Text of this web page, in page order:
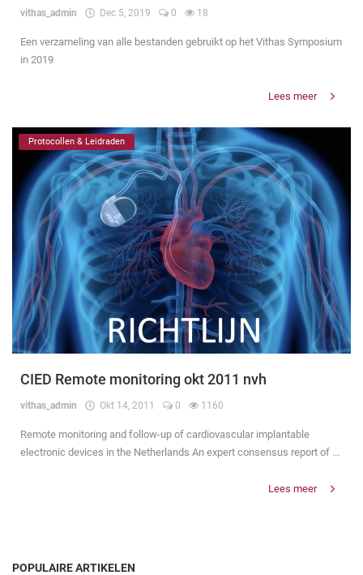
vithas_admin Dec 5, 2019 0 18
Een verzameling van alle bestanden gebruikt op het Vithas Symposium
in 2019
Lees meer
Protocollen & Leidraden
CIED Remote monitoring okt 2011 nvh
vithas_admin Okt 14, 2011 0 1160
Remote monitoring and follow-up of cardiovascular implantable
electronic devices in the Netherlands An expert consensus report of ...
Lees meer
POPULAIRE ARTIKELEN